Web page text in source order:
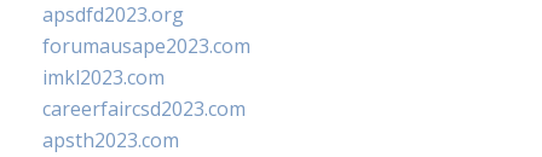
apsdfd2023.org
forumausape2023.com
imkl2023.com
careerfaircsd2023.com
apsth2023.com